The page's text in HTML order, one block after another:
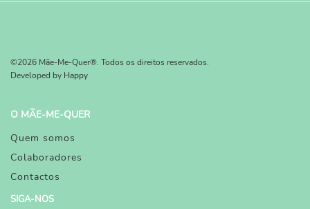
©2026 Mãe-Me-Quer®. Todos os direitos reservados.
Developed by Happy
O MÃE-ME-QUER
Quem somos
Colaboradores
Contactos
SIGA-NOS